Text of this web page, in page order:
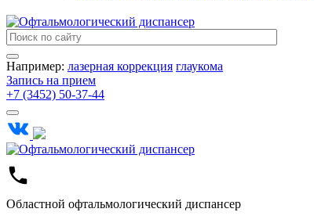
Например: лазерная коррекция глаукома
Запись на прием
+7 (3452) 50-37-44
Областной офтальмологический диспансер